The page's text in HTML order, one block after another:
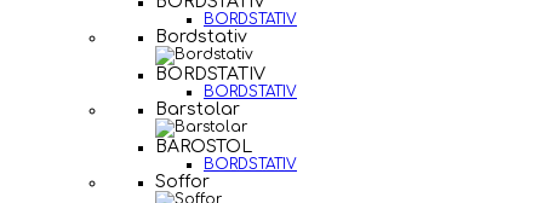
BORDSTATIV
Bordstativ
BORDSTATIV
BORDSTATIV
Barstolar
BAROSTOL
BORDSTATIV
Soffor